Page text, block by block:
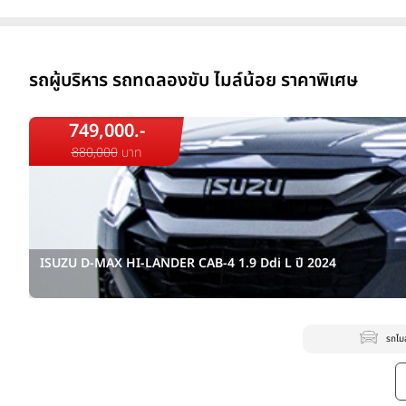
รถผู้บริหาร รถทดลองขับ ไมล์น้อย ราคาพิเศษ
749,000.-
880,000บาท
ISUZU D-MAX HI-LANDER CAB-4 1.9 Ddi L ปี 2024
รถไ